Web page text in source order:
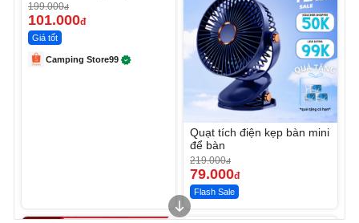
199.000đ
101.000đ
Giá tốt
Camping Store99
Quạt tích điện kẹp bàn mini
để bàn
219.000đ
79.000đ
Flash Sale